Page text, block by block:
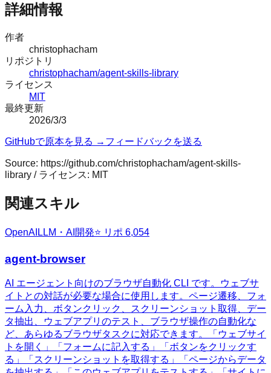
詳細情報
作者
christophacham
リポジトリ
christophacham/agent-skills-library
ライセンス
MIT
最終更新
2026/3/3
GitHubで原本を見る → フィードバックを送る
Source: https://github.com/christophacham/agent-skills-
library / ライセンス: MIT
関連スキル
OpenAI LLM・AI開発⭐ リポ 6,054
agent-browser
AI エージェント向けのブラウザ自動化 CLI です。ウェブサ
イトとの対話が必要な場合に使用します。ページ遷移、フォ
ーム入力、ボタンクリック、スクリーンショット取得、デー
タ抽出、ウェブアプリのテスト、ブラウザ操作の自動化な
ど、あらゆるブラウザタスクに対応できます。「ウェブサイ
トを開く」「フォームに記入する」「ボタンをクリックす
る」「スクリーンショットを取得する」「ページからデータ